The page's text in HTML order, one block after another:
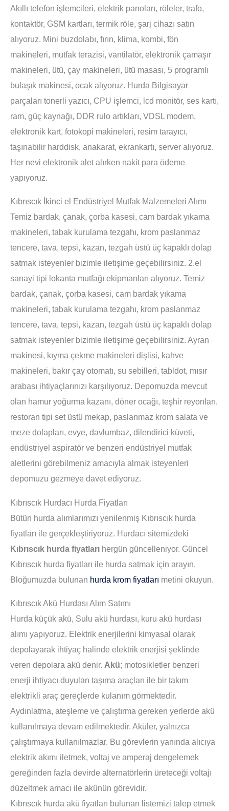
Akıllı telefon işlemcileri, elektrik panoları, röleler, trafo,
kontaktör, GSM kartları, termik röle, şarj cihazı satın
alıyoruz. Mini buzdolabı, fırın, klima, kombi, fön
makineleri, mutfak terazisi, vantilatör, elektronik çamaşır
makineleri, ütü, çay makineleri, ütü masası, 5 programlı
bulaşık makinesi, ocak alıyoruz. Hurda Bilgisayar
parçaları tonerli yazıcı, CPU işlemci, lcd monitör, ses kartı,
ram, güç kaynağı, DDR rulo artıkları, VDSL modem,
elektronik kart, fotokopi makineleri, resim tarayıcı,
taşınabilir harddisk, anakarat, ekrankartı, server alıyoruz.
Her nevi elektronik alet alırken nakit para ödeme
yapıyoruz.
Kıbrıscık İkinci el Endüstriyel Mutfak Malzemeleri Alımı
Temiz bardak, çanak, çorba kasesi, cam bardak yıkama
makineleri, tabak kurulama tezgahı, krom paslanmaz
tencere, tava, tepsi, kazan, tezgah üstü üç kapaklı dolap
satmak isteyenler bizimle iletişime geçebilirsiniz. 2.el
sanayi tipi lokanta mutfağı ekipmanları alıyoruz. Temiz
bardak, çanak, çorba kasesi, cam bardak yıkama
makineleri, tabak kurulama tezgahı, krom paslanmaz
tencere, tava, tepsi, kazan, tezgah üstü üç kapaklı dolap
satmak isteyenler bizimle iletişime geçebilirsiniz. Ayran
makinesi, kıyma çekme makineleri dişlisi, kahve
makineleri, bakır çay otomatı, su sebilleri, tabldot, mısır
arabası ihtiyaçlarınızı karşılıyoruz. Depomuzda mevcut
olan hamur yoğurma kazanı, döner ocağı, teşhir reyonları,
restoran tipi set üstü mekap, paslanmaz krom salata ve
meze dolapları, evye, davlumbaz, dilendirici küveti,
endüstriyel aspiratör ve benzeri endüstriyel mutfak
aletlerini görebilmeniz amacıyla almak isteyenleri
depomuzu gezmeye davet ediyoruz.
Kıbrıscık Hurdacı Hurda Fiyatları
Bütün hurda alımlarımızı yenilenmiş Kıbrıscık hurda
fiyatları ile gerçekleştiriyoruz. Hurdacı sitemizdeki
Kıbrıscık hurda fiyatları hergün güncelleniyor. Güncel
Kıbrıscık hurda fiyatları ile hurda satmak için arayın.
Bloğumuzda bulunan hurda krom fiyatları metini okuyun.
Kıbrıscık Akü Hurdası Alım Satımı
Hurda küçük akü, Sulu akü hurdası, kuru akü hurdası
alımı yapıyoruz. Elektrik enerjilerini kimyasal olarak
depolayarak ihtiyaç halinde elektrik enerjisi şeklinde
veren depolara akü denir. Akü; motosikletler benzeri
enerji ihtiyacı duyulan taşıma araçları ile bir takım
elektrikli araç gereçlerde kulanım görmektedir.
Aydınlatma, ateşleme ve çalıştırma gereken yerlerde akü
kullanılmaya devam edilmektedir. Aküler, yalnızca
çalıştırmaya kullanılmazlar. Bu görevlerin yanında alıcıya
elektrik akımı iletmek, voltaj ve amperaj dengelemek
gereğinden fazla devirde alternatörlerin üreteceği voltajı
düzeltmek amacı ile akünün görevidir.
Kıbrıscık hurda akü fiyatları bulunan listemizi talep etmek